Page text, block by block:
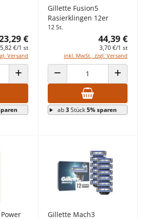
€
5,82 €/1 st
Versand
ANZAHL ERHÖHEN
Gillette Fusion5
Rasierklingen 12er
12 St.
44,39 €
3,70 €/1 st
inkl. MwSt., zzgl. Versand
ANZAHL VERRINGERN ANZAHL
ab3Stück5% sparen
Gillette Mach3